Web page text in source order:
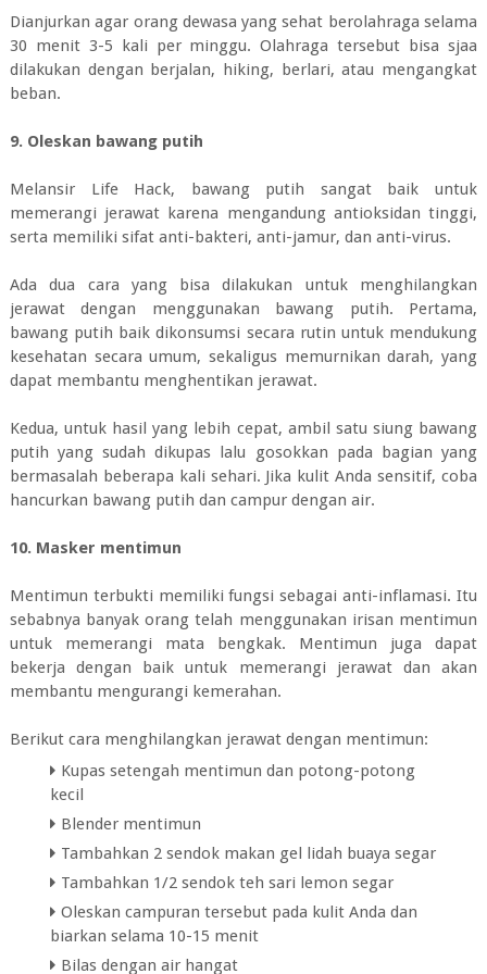
Dianjurkan agar orang dewasa yang sehat berolahraga selama
30 menit 3-5 kali per minggu. Olahraga tersebut bisa sjaa
dilakukan dengan berjalan, hiking, berlari, atau mengangkat
beban.
9. Oleskan bawang putih
Melansir Life Hack, bawang putih sangat baik untuk
memerangi jerawat karena mengandung antioksidan tinggi,
serta memiliki sifat anti-bakteri, anti-jamur, dan anti-virus.
Ada dua cara yang bisa dilakukan untuk menghilangkan
jerawat dengan menggunakan bawang putih. Pertama,
bawang putih baik dikonsumsi secara rutin untuk mendukung
kesehatan secara umum, sekaligus memurnikan darah, yang
dapat membantu menghentikan jerawat.
Kedua, untuk hasil yang lebih cepat, ambil satu siung bawang
putih yang sudah dikupas lalu gosokkan pada bagian yang
bermasalah beberapa kali sehari. Jika kulit Anda sensitif, coba
hancurkan bawang putih dan campur dengan air.
10. Masker mentimun
Mentimun terbukti memiliki fungsi sebagai anti-inflamasi. Itu
sebabnya banyak orang telah menggunakan irisan mentimun
untuk memerangi mata bengkak. Mentimun juga dapat
bekerja dengan baik untuk memerangi jerawat dan akan
membantu mengurangi kemerahan.
Berikut cara menghilangkan jerawat dengan mentimun:
Kupas setengah mentimun dan potong-potong
kecil
Blender mentimun
Tambahkan 2 sendok makan gel lidah buaya segar
Tambahkan 1/2 sendok teh sari lemon segar
Oleskan campuran tersebut pada kulit Anda dan
biarkan selama 10-15 menit
Bilas dengan air hangat